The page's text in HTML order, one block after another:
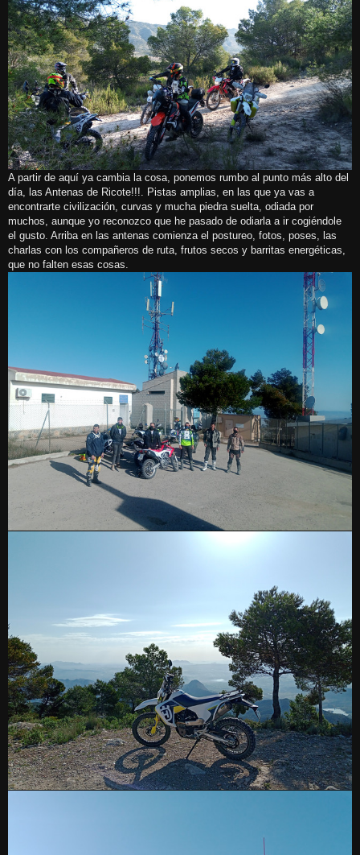
A partir de aquí ya cambia la cosa, ponemos rumbo al punto más alto del
día, las Antenas de Ricote!!!. Pistas amplias, en las que ya vas a
encontrarte civilización, curvas y mucha piedra suelta, odiada por
muchos, aunque yo reconozco que he pasado de odiarla a ir cogiéndole
el gusto. Arriba en las antenas comienza el postureo, fotos, poses, las
charlas con los compañeros de ruta, frutos secos y barritas energéticas,
que no falten esas cosas.